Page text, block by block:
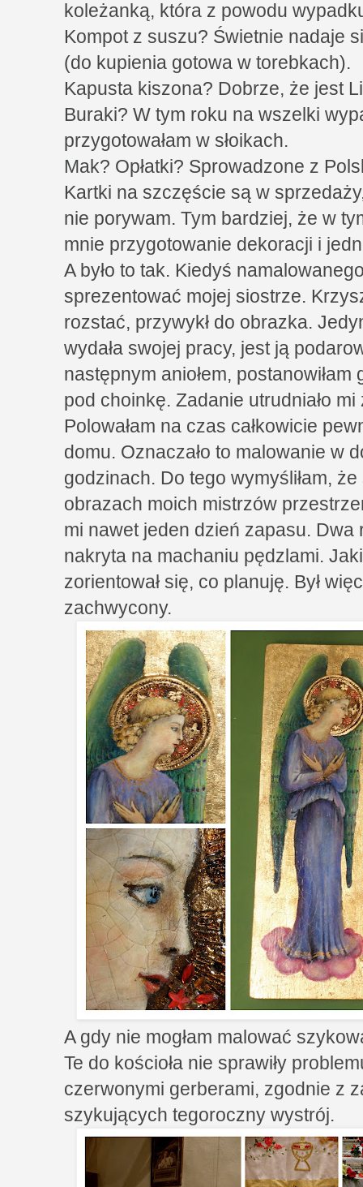
koleżanką, która z powodu
Kompot z suszu? Świetnie nadaje
(do kupienia gotowa w torebkach).
Kapusta kiszona? Dobrze, że jest
Buraki? W tym roku na wszelki
przygotowałam w słoikach.
Mak? Opłatki? Sprowadzone z
Kartki na szczęście są w
nie porywam. Tym bardziej, że w
mnie przygotowanie dekoracji i
A było to tak. Kiedyś
sprezentować mojej siostrze.
rozstać, przywykł do obrazka.
wydała swojej pracy, jest ją
następnym aniołem,
pod choinkę. Zadanie utrudniało
Polowałam na czas całkowicie
domu. Oznaczało to malowanie w
godzinach. Do tego wymyśliłam,
obrazach moich mistrzów
mi nawet jeden dzień zapasu. Dwa
nakryta na machaniu pędzlami.
zorientował się, co planuję. Był
zachwycony.
A gdy nie mogłam malować
Te do kościoła nie sprawiły
czerwonymi gerberami, zgodnie z
szykujących tegoroczny wystrój.